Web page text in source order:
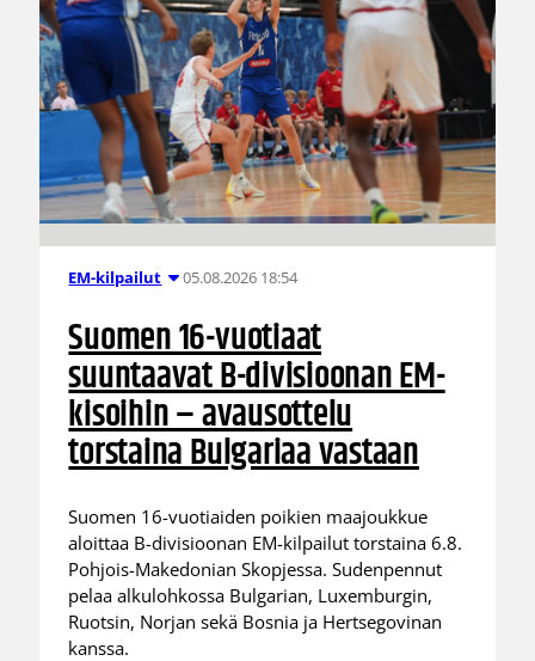
EM-kilpailut 05.08.2026 18:54
Suomen 16-vuotiaat
suuntaavat B-divisioonan EM-
kisoihin – avausottelu
torstaina Bulgariaa vastaan
Suomen 16-vuotiaiden poikien maajoukkue
aloittaa B-divisioonan EM-kilpailut torstaina 6.8.
Pohjois-Makedonian Skopjessa. Sudenpennut
pelaa alkulohkossa Bulgarian, Luxemburgin,
Ruotsin, Norjan sekä Bosnia ja Hertsegovinan
kanssa.